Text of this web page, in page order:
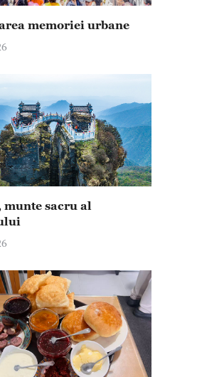
memoriei urbane
munte sacru al